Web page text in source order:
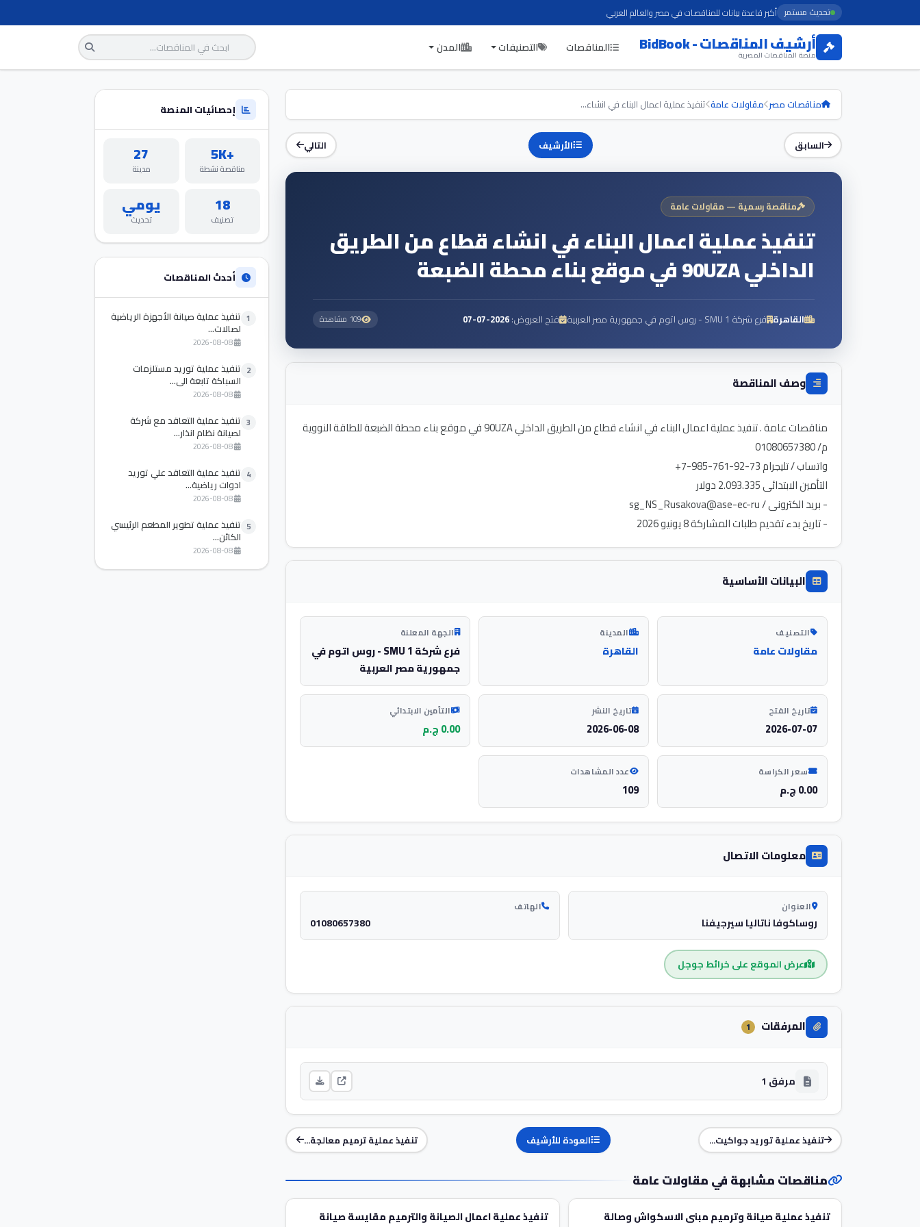
تحديث مستمر أكبر قاعدة بيانات للمناقصات في مصر والعالم العربي
أرشيف المناقصات - BidBook
منصة المناقصات المصرية المناقصات التصنيفات المدن
إحصائيات المنصة
+5K
مناقصة نشطة
27
مدينة
18
تصنيف
يومي
تحديث
أحدث المناقصات
1 تنفيذ عملية صيانة الأجهزة الرياضية
لصالات...
2 تنفيذ عملية توريد مستلزمات
السباكة تابعة الي...
3 تنفيذ عملية التعاقد مع شركة
لصيانة نظام انذار...
4 تنفيذ عملية التعاقد علي توريد
ادوات رياضية...
5 تنفيذ عملية تطوير المطعم الرئيسي
الكائن...
مناقصات مصر مقاولات عامة تنفيذ عملية اعمال البناء في انشاء...
السابق الأرشيف التالي
مناقصة رسمية — مقاولات عامة
تنفيذ عملية اعمال البناء في انشاء قطاع من الطريق
الداخلي 90UZA في موقع بناء محطة الضبعة
القاهرة فرع شركة SMU 1 - روس اتوم في جمهورية مصر العربية فتح العروض:2026-07-07 109 مشاهدة
وصف المناقصة
- تاريخ بدء تقديم طلبات المشاركة 8 يونيو 2026
البيانات الأساسية
التصنيف
مقاولات عامة
المدينة
القاهرة
الجهة المعلنة
فرع شركة SMU 1 - روس اتوم في
جمهورية مصر العربية
تاريخ الفتح
2026-07-07
تاريخ النشر
2026-06-08
التأمين الابتدائي
0.00 ج.م
سعر الكراسة
0.00 ج.م
عدد المشاهدات
109
معلومات الاتصال
العنوان
روساكوفا ناتاليا سيرجيفنا
الهاتف
01080657380
عرض الموقع على خرائط جوجل
المرفقات 1
مرفق 1
تنفيذ عملية توريد جواكيت... العودة للأرشيف تنفيذ عملية ترميم معالجة...
مناقصات مشابهة في مقاولات عامة
تنفيذ عملية صيانة وترميم مبنى الاسكواش وصالة
تنفيذ عملية اعمال الصيانة والترميم مقايسة صيانة